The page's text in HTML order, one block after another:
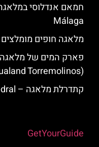
Málaga
מלאגה חופים מומלצים
פארק המים של
(Aqualand Torremolinos)
קתדרלת מלאגה – Málaga Cathedral
GetYourGuide